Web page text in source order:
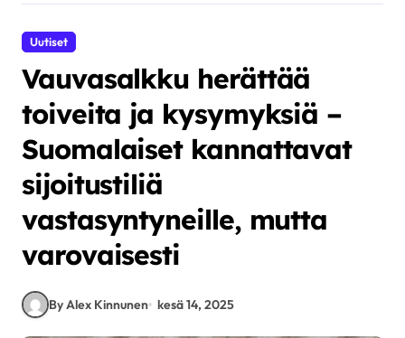
Uutiset
Vauvasalkku herättää
toiveita ja kysymyksiä –
Suomalaiset kannattavat
sijoitustiliä
vastasyntyneille, mutta
varovaisesti
By Alex Kinnunen kesä 14, 2025